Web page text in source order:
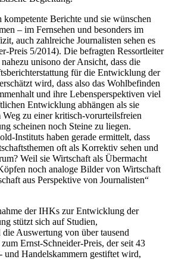
Berichte und sie wünschen
– im Fernsehen und besonders im
auch zahlreiche Journalisten sehen es
Preis 5/2014). Die befragten Ressortleiter
unisono der Ansicht, dass die
für die Entwicklung der
wird, dass also das Wohlbefinden
und ihre Lebensperspektiven viel
Entwicklung abhängen als sie
zu einer kritisch-vorurteilsfreien
scheinen noch Steine zu liegen.
Instituts haben gerade ermittelt, dass
oft als Korrektiv sehen und
Weil sie Wirtschaft als Übermacht
noch analoge Bilder von Wirtschaft
aus Perspektive von Journalisten“
der IHKs zur Entwicklung der
stützt sich auf Studien,
Auswertung von über tausend
Ernst-Schneider-Preis, der seit 43
und Handelskammern gestiftet wird,